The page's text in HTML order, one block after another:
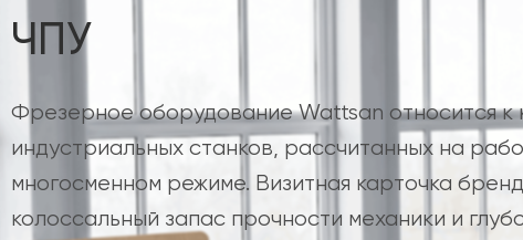
ЧПУ
Фрезерное оборудование Wattsan относится к
индустриальных станков, рассчитанных на
многосменном режиме. Визитная карточка
колоссальный запас прочности механики и